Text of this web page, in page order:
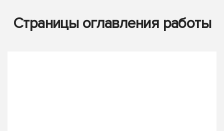
Страницы оглавления работы